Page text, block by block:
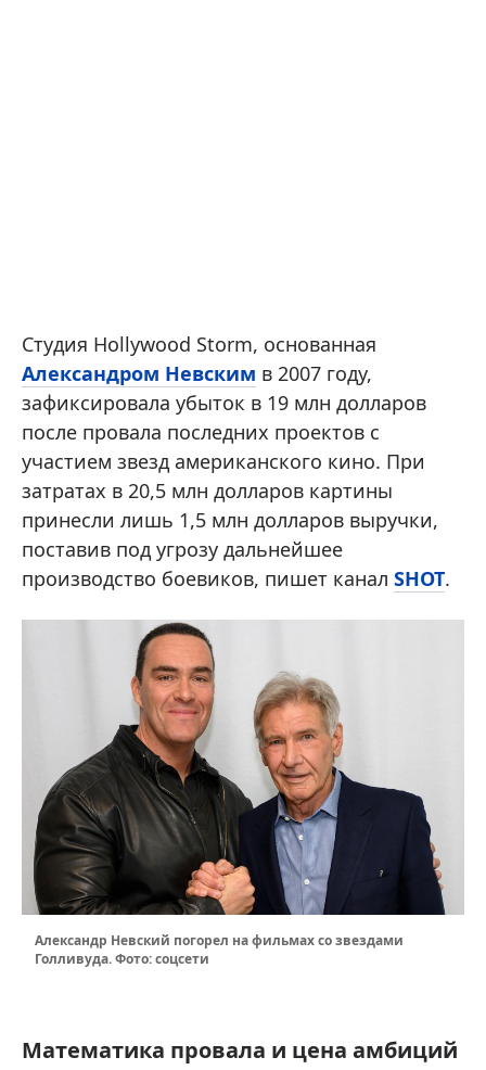
Студия Hollywood Storm, основанная
Александром Невским в 2007 году,
зафиксировала убыток в 19 млн долларов
после провала последних проектов с
участием звезд американского кино. При
затратах в 20,5 млн долларов картины
принесли лишь 1,5 млн долларов выручки,
поставив под угрозу дальнейшее
производство боевиков, пишет канал SHOT.
Александр Невский погорел на фильмах со звездами
Голливуда. Фото: соцсети
Математика провала и цена амбиций